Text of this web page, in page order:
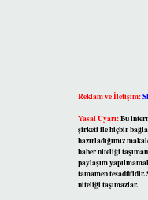
Reklam ve İletişim:
Yasal Uyarı:Bu
şirketi ile hiçbir
hazırladığımız
haber niteliği
paylaşım
tamamen
niteliği taşımazlar.